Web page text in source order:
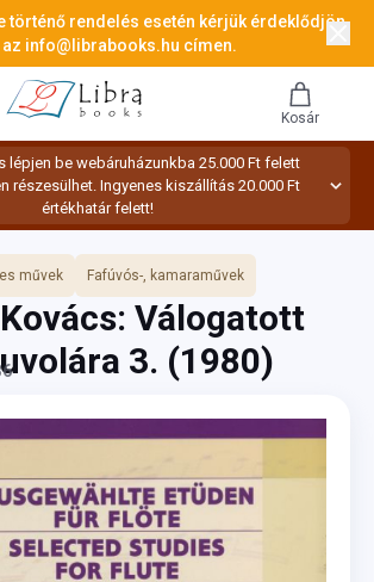
történő rendelés esetén kérjük érdeklődjön
az info@librabooks.hu címen.
lépjen be webáruházunkba 25.000 Ft felett
részesülhet. Ingyenes kiszállítás 20.000 Ft
értékhatár felett!
Kosár
művek Fafúvós-, kamaraművek
Válogatott
3. (1980)